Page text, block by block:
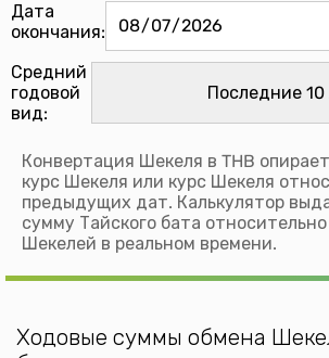
Дата
окончания:
Средний
годовой
вид:
Конвертация Шекеля в THB
курс Шекеля или курс Шекеля
предыдущих дат. Калькулятор
сумму Тайского бата
Шекелей в реальном времени.
Ходовые суммы обмена